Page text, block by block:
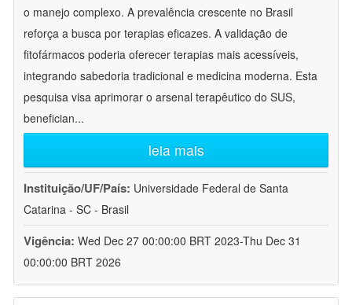
o manejo complexo. A prevalência crescente no Brasil
reforça a busca por terapias eficazes. A validação de
fitofármacos poderia oferecer terapias mais acessíveis,
integrando sabedoria tradicional e medicina moderna. Esta
pesquisa visa aprimorar o arsenal terapêutico do SUS,
benefician...
leia mais
Instituição/UF/País: Universidade Federal de Santa
Catarina - SC - Brasil
Vigência: Wed Dec 27 00:00:00 BRT 2023-Thu Dec 31
00:00:00 BRT 2026